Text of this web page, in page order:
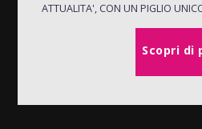
ATTUALITA', CON UN PIGLIO
Scopri di